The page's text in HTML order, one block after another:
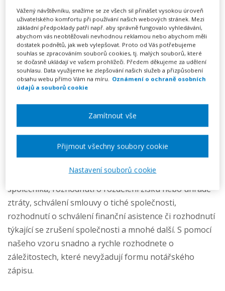
Možnost vytvořit až 5 dokumentů
Neomezené stahování vytvořených dokumentů
Vyplnit vzor
Ve společnostech s ručením omezením, které mají
jediného společníka, se nekoná valná hromada a místo
ní rozhoduje písemně jediný společník. Existuje celá
řada rozhodnutí, která je nezbytné v běžném provozu
společnosti činit. Typicky půjde zejména o rozhodnutí o
volbě a odvolání jednatelů, členů dozorčí rady nebo
společnosti, rozhodnutí týkající se povinností
společníka, rozhodnutí o rozdělení zisku nebo úhradě
ztráty, schválení smlouvy o tiché společnosti,
rozhodnutí o schválení finanční asistence či rozhodnutí
týkající se zrušení společnosti a mnohé další. S pomocí
našeho vzoru snadno a rychle rozhodnete o
záležitostech, které nevyžadují formu notářského
zápisu.
Vážený návštěvníku, snažíme se ze všech sil přinášet vysokou úroveň
uživatelského komfortu při používání našich webových stránek. Mezi
základní předpoklady patří např. aby správně fungovalo vyhledávání,
abychom vás neobtěžovali nevhodnou reklamou nebo abychom měli
dostatek podnětů, jak web vylepšovat. Proto od Vás potřebujeme
souhlas se zpracováním souborů cookies, tj. malých souborů, které
se dočasně ukládají ve vašem prohlížeči. Předem děkujeme za udělení
souhlasu. Data využijeme ke zlepšování našich služeb a přizpůsobení
obsahu webu přímo Vám na míru.
Oznámení o ochraně osobních
údajů a souborů cookie
Nastavení souborů cookie
Zamítnout vše
Přijmout všechny soubory cookie